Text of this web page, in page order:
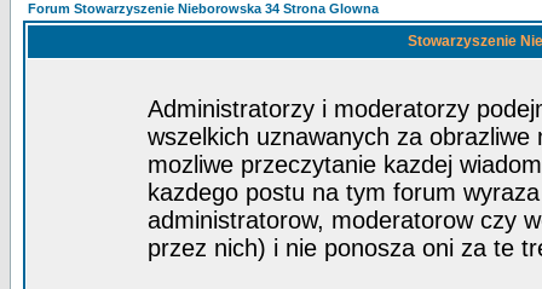
Forum Stowarzyszenie Nieborowska 34 Strona Glowna
Stowarzyszenie
Administratorzy i moderatorzy
wszelkich uznawanych za
mozliwe przeczytanie kazdej
kazdego postu na tym forum
administratorow, moderatorow czy
przez nich) i nie ponosza oni za te